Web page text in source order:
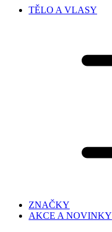
TĚLO A VLASY
ZNAČKY
AKCE A NOVINKY